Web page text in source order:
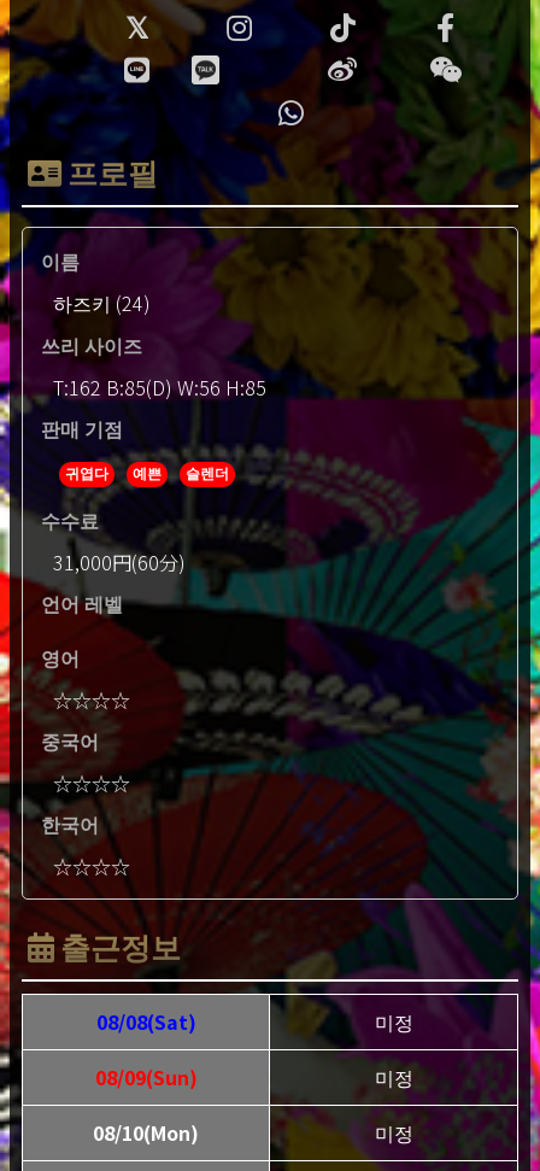
프로필
이름
하즈키 (24)
쓰리 사이즈
T:162 B:85(D) W:56 H:85
판매 기점
귀엽다 예쁜 슬렌더
수수료
31,000円(60分)
언어 레벨
영어
☆☆☆☆
중국어
☆☆☆☆
한국어
☆☆☆☆
출근정보
08/08(Sat)
미정
08/09(Sun)
미정
08/10(Mon)
미정